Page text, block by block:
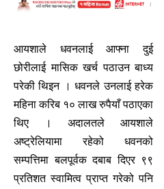
आयशाले धवनलाई आफ्ना दुई
छोरीलाई मासिक खर्च पठाउन बाध्य
परेकी थिइन । धवनले उनलाई हरेक
महिना करिब १० लाख रुपैयाँ पठाएका
थिए । अदालतले आयशाले
अष्ट्रेलियामा रहेको धवनको
सम्पत्तिमा बलपूर्वक दबाब दिएर ९९
प्रतिशत स्वामित्व प्राप्त गरेको पनि